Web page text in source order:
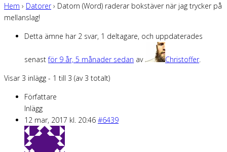
Hem › Datorer › Datorn (Word) raderar bokstäver när jag trycker på
mellanslag!
Detta ämne har 2 svar, 1 deltagare, och uppdaterades
senastför 9 år, 5 månader sedan av Christoffer.
Visar 3 inlägg - 1 till 3 (av 3 totalt)
Författare
Inlägg
12 mar, 2017 kl. 20:46 #6439